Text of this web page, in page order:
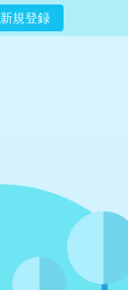
新規登録